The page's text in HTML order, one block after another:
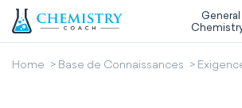
General
Home Base de Connaissances